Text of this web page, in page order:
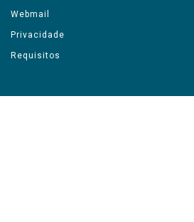
Webmail
Privacidade
Requisitos